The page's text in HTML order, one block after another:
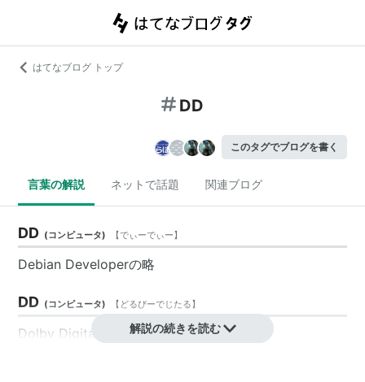
はてなブログ トップ
DD
このタグでブログを書く
言葉の解説 ネットで話題 関連ブログ
DD (コンピュータ) 【でぃーでぃー】
Debian Developerの略
DD (コンピュータ) 【 どるびーでじたる】
Dolby Digitalの略。解説の続きを読む